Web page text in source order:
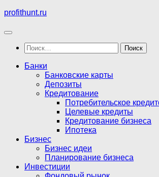
Перейти
содержимому
profithunt.ru
Найти:
Банки
Банковские карты
Депозиты
Кредитование
Потребительское
Целевые кредиты
Кредитование бизнеса
Ипотека
Бизнес
Бизнес идеи
Планирование бизнеса
Инвестиции